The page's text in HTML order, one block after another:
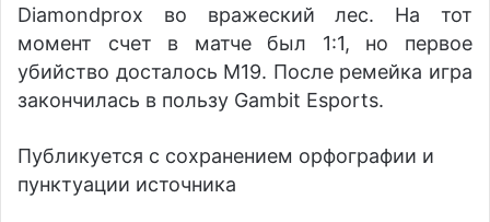
Diamondprox во вражеский лес. На тот
момент счет в матче был 1:1, но первое
убийство досталось M19. После ремейка игра
закончилась в пользу Gambit Esports.
Публикуется с сохранением орфографии и
пунктуации источника